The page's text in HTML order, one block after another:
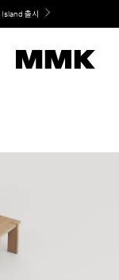
Island 출시